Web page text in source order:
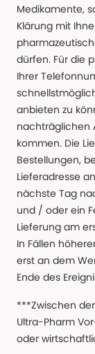
Medikamente,
Klärung mit
dürfen. Für die
Ihrer
anbieten zu
nachträglichen
kommen. Die
Bestellungen,
Lieferadresse
nächste Tag
und / oder ein
Lieferung am
In Fällen
erst an dem
Ende des
***Zwischen
Ultra-Pharm
oder